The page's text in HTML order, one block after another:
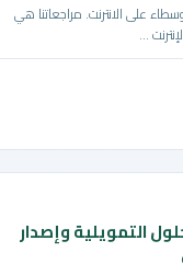
الانترنت. مراجعاتنا هي
...
التمويلية وإصدار